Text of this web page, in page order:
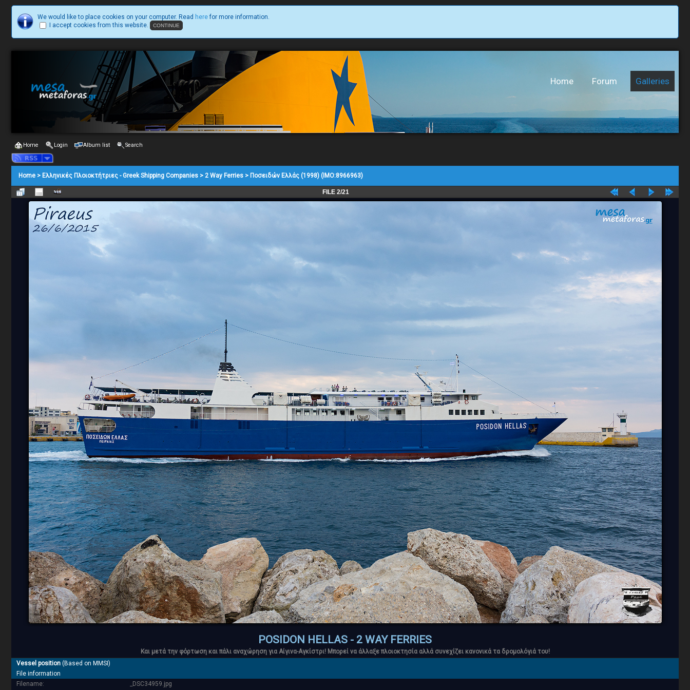
We would like to place cookies on your computer. Read here for more information.
I accept cookies from this website.
Home Forum Galleries
Home Login Album list Search
Home > Ελληνικές Πλοιοκτήτριες - Greek Shipping Companies > 2 Way Ferries > Ποσειδών Ελλάς (1998) (IMO:8966963)
FILE 2/21
POSIDON HELLAS - 2 WAY FERRIES
Και μετά την φόρτωση και πάλι αναχώρηση για Αίγινα-Αγκίστρι! Μπορεί να άλλαξε πλοιοκτησία αλλά συνεχίζει κανονικά τα δρομολόγιά του!
Vessel position (Based on MMSI)
File information
Filename:
_DSC34959.jpg